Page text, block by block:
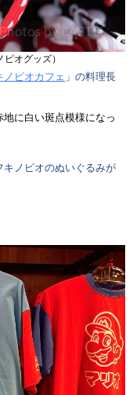
オグッズ）
ノピオカフェ 」の料理長
に白い斑点模様になっ
キノピオのぬいぐるみが